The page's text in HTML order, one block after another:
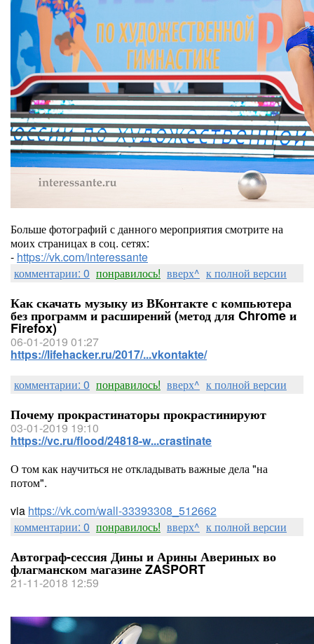
Больше фотографий с данного мероприятия смотрите на
моих страницах в соц. сетях:
- https://vk.com/interessante
комментарии: 0 понравилось! вверх^ к полной версии
Как скачать музыку из ВКонтакте с компьютера
без программ и расширений (метод для Chrome и
Firefox)
06-01-2019 01:27
https://lifehacker.ru/2017/...vkontakte/
комментарии: 0 понравилось! вверх^ к полной версии
Почему прокрастинаторы прокрастинируют
03-01-2019 19:10
https://vc.ru/flood/24818-w...crastinate
О том как научиться не откладывать важные дела "на
потом".
via https://vk.com/wall-33393308_512662
комментарии: 0 понравилось! вверх^ к полной версии
Автограф-сессия Дины и Арины Авериных во
флагманском магазине ZASPORT
21-11-2018 12:59